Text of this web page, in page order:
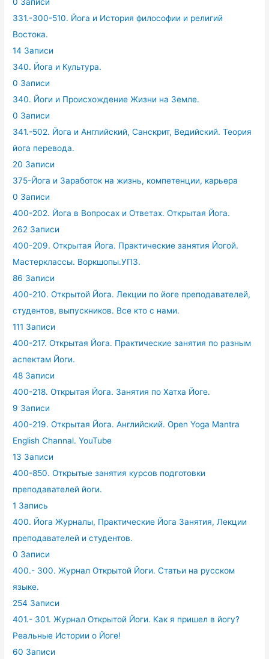
331.-300-510. Йога и История философии и религий
Востока.
14 Записи
340. Йога и Культура.
0 Записи
340. Йоги и Происхождение Жизни на Земле.
0 Записи
341.-502. Йога и Английский, Санскрит, Ведийский. Теория
йога перевода.
20 Записи
375-Йога и Заработок на жизнь, компетенции, карьера
0 Записи
400-202. Йога в Вопросах и Ответах. Открытая Йога.
262 Записи
400-209. Открытая Йога. Практические занятия Йогой.
Мастерклассы. Воркшопы.УПЗ.
86 Записи
400-210. Открытой Йога. Лекции по йоге преподавателей,
студентов, выпускников. Все кто с нами.
111 Записи
400-217. Открытая Йога. Практические занятия по разным
аспектам Йоги.
48 Записи
400-218. Открытая Йога. Занятия по Хатха Йоге.
9 Записи
400-219. Открытая Йога. Английский. Open Yoga Mantra
English Channal. YouTube
13 Записи
400-850. Открытые занятия курсов подготовки
преподавателей йоги.
1 Запись
400. Йога Журналы, Практические Йога Занятия, Лекции
преподавателей и студентов.
0 Записи
400.- 300. Журнал Открытой Йоги. Статьи на русском
языке.
254 Записи
401.- 301. Журнал Открытой Йоги. Как я пришел в йогу?
Реальные Истории о Йоге!
60 Записи